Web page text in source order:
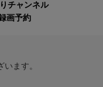
チャンネル
画予約
ます。